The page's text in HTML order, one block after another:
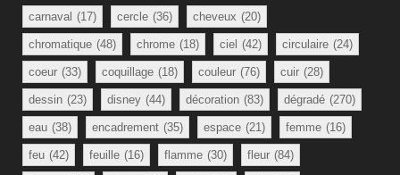
carnaval (17) cercle (36) cheveux (20)
chromatique (48) chrome (18) ciel (42) circulaire (24)
coeur (33) coquillage (18) couleur (76) cuir (28)
dessin (23) disney (44) décoration (83) dégradé (270)
eau (38) encadrement (35) espace (21) femme (16)
feu (42) feuille (16) flamme (30) fleur (84)